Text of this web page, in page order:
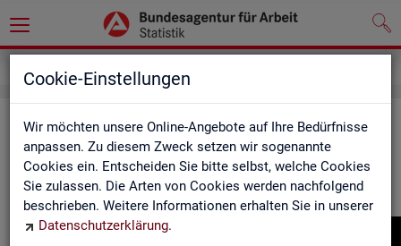
Cookie-Einstellungen
Wir möchten unsere Online-Angebote auf Ihre Bedürfnisse
anpassen. Zu diesem Zweck setzen wir sogenannte
Cookies ein. Entscheiden Sie bitte selbst, welche Cookies
Sie zulassen. Die Arten von Cookies werden nachfolgend
beschrieben. Weitere Informationen erhalten Sie in unserer
Datenschutzerklärung.
In­for­ma­tio­nen in Ge­bär­den­spra­che
Hier fin­den Sie unser In­for­ma­ti­ons­vi­deo in Deut­scher Ge­bär­
den­spra­che.
Video-